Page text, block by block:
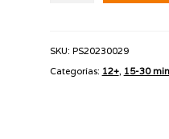
SKU: PS20230029
Categorías: 12+, 15-30 min